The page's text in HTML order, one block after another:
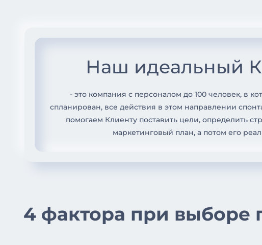
Наш идеальный
- это компания с персоналом до 100 человек, в
спланирован, все действия в этом направлении
помогаем Клиенту поставить цели, определить
маркетинговый план, а потом его
4 фактора при выборе